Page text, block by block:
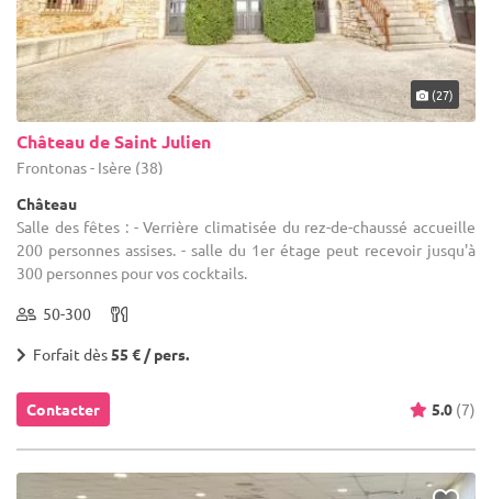
(27)
Château de Saint Julien
Frontonas - Isère (38)
Château
Salle des fêtes : - Verrière climatisée du rez-de-chaussé accueille
200 personnes assises. - salle du 1er étage peut recevoir jusqu'à
300 personnes pour vos cocktails.
50-300
Forfait dès55 € / pers.
Contacter 5.0 (7)